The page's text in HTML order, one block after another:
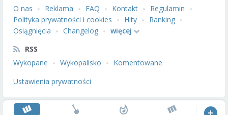
O nas
Reklama FAQ Kontakt
Regulamin
Polityka prywatności i cookies
Hity
Ranking
Osiągnięcia
Changelog
więcej
RSS
Wykopane
Wykopalisko
Komentowane
Ustawienia prywatności